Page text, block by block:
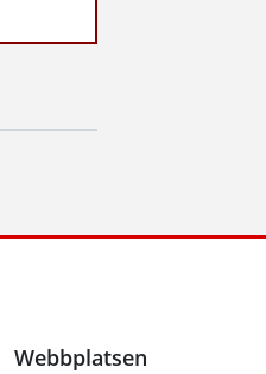
Webbplatsen